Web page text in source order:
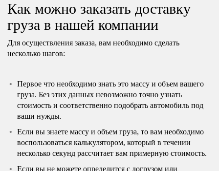
Как можно заказать доставку
груза в нашей компании
Для осуществления заказа, вам необходимо сделать
несколько шагов:
Первое что необходимо знать это массу и объем вашего
груза. Без этих данных невозможно точно узнать
стоимость и соответственно подобрать автомобиль под
ваши нужды.
Если вы знаете массу и объем груза, то вам необходимо
воспользоваться калькулятором, который в течении
несколько секунд рассчитает вам примерную стоимость.
Если вы не можете определится с догрузом или